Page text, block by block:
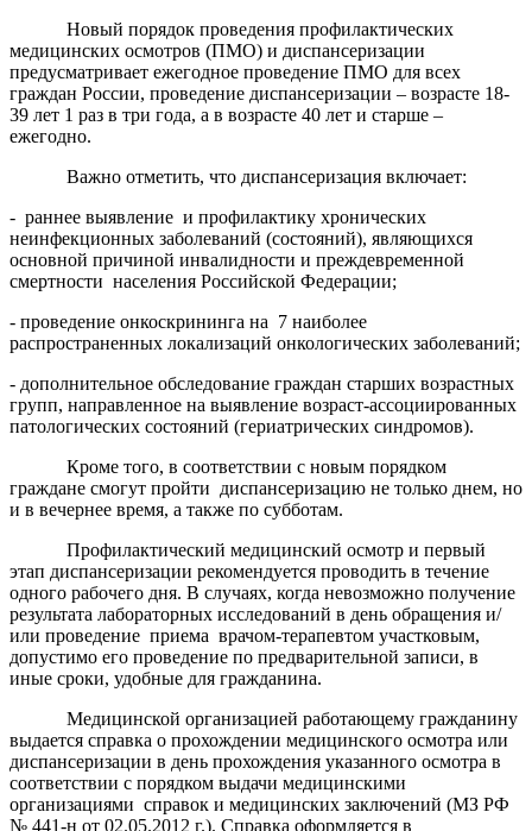
Новый порядок проведения профилактических
медицинских осмотров (ПМО) и диспансеризации
предусматривает ежегодное проведение ПМО для всех
граждан России, проведение диспансеризации – возрасте 18-
39 лет 1 раз в три года, а в возрасте 40 лет и старше –
ежегодно.
Важно отметить, что диспансеризация включает:
- раннее выявление и профилактику хронических
неинфекционных заболеваний (состояний), являющихся
основной причиной инвалидности и преждевременной
смертности населения Российской Федерации;
- проведение онкоскрининга на 7 наиболее
распространенных локализаций онкологических заболеваний;
- дополнительное обследование граждан старших возрастных
групп, направленное на выявление возраст-ассоциированных
патологических состояний (гериатрических синдромов).
Кроме того, в соответствии с новым порядком
граждане смогут пройти диспансеризацию не только днем, но
и в вечернее время, а также по субботам.
Профилактический медицинский осмотр и первый
этап диспансеризации рекомендуется проводить в течение
одного рабочего дня. В случаях, когда невозможно получение
результата лабораторных исследований в день обращения и/
или проведение приема врачом-терапевтом участковым,
допустимо его проведение по предварительной записи, в
иные сроки, удобные для гражданина.
Медицинской организацией работающему гражданину
выдается справка о прохождении медицинского осмотра или
диспансеризации в день прохождения указанного осмотра в
соответствии с порядком выдачи медицинскими
организациями справок и медицинских заключений (МЗ РФ
№ 441-н от 02.05.2012 г.). Справка оформляется в